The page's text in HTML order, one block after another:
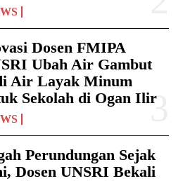
Dosen FMIPA
Ubah Air Gambut
Air Layak Minum
Sekolah di Ogan Ilir
Perundungan Sejak
Dosen UNSRI Bekali